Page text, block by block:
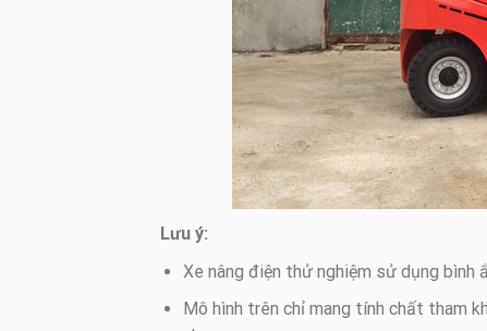
Lưu ý:
Xe nâng điện thử nghiệm sử dụng bình
Mô hình trên chỉ mang tính chất tham